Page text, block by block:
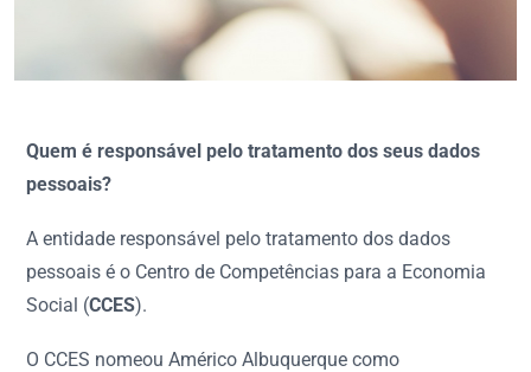
Quem é responsável pelo tratamento dos seus dados
pessoais?
A entidade responsável pelo tratamento dos dados
pessoais é o Centro de Competências para a Economia
Social (CCES).
O CCES nomeou Américo Albuquerque como